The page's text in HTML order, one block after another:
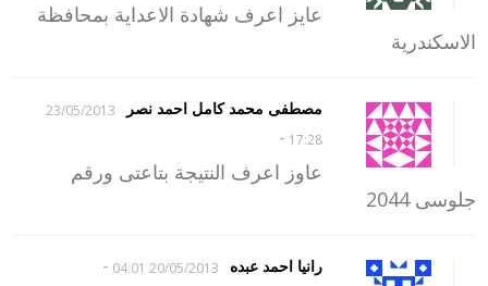
عايز اعرف شهادة الاعداية بمحافظة
الاسكندرية
مصطفى محمد كامل احمد نصر
23/05/2013
17:28
-
عاوز اعرف النتيجة بتاعتى ورقم
جلوسى 2044
رانيا احمد عبده 20/05/2013 04:01
-